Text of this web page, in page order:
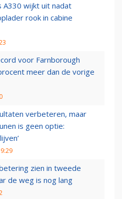
A330 wijkt uit nadat
rook in cabine
voor Farnborough
meer dan de vorige
verbeteren, maar
is geen optie:
zien in tweede
de weg is nog lang